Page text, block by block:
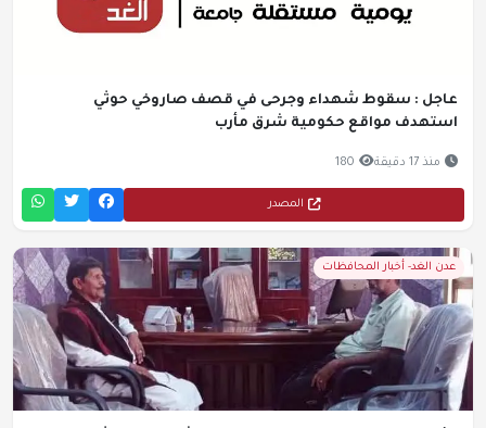
عاجل : سقوط شهداء وجرحى في قصف صاروخي حوثي
استهدف مواقع حكومية شرق مأرب
منذ 17 دقيقة 180
المصدر
عدن الغد- أخبار المحافظات